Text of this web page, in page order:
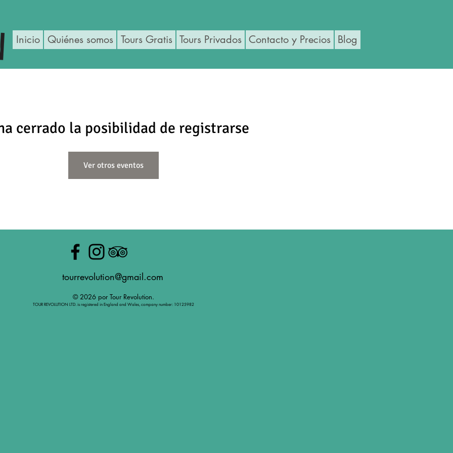
Inicio Quiénes somos Tours Gratis Tours Privados Contacto y Precios Blog
cerrado la posibilidad de registrarse
Ver otros eventos
tourrevolution@gmail.com
© 2026 por Tour Revolution.
TOUR REVOLUTION LTD. is registered in England and Wales, company number: 10125982